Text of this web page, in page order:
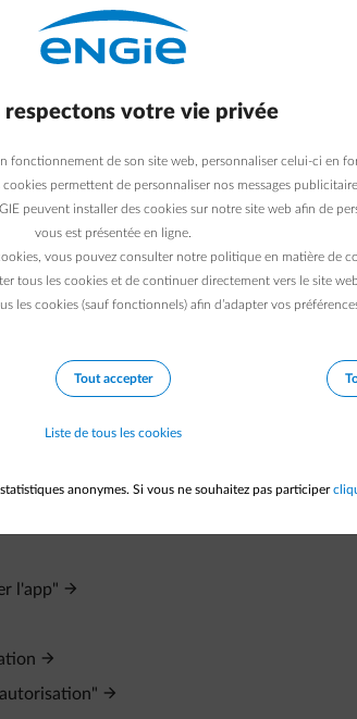
Aller à la page contact
encore en ordre.
? Le problème se situe dès lors chez
nous via le bouton de la messagerie
de la Smart App.
l'app"
respectons votre vie privée
fonctionnement de son site web, personnaliser celui-ci en
permettent de personnaliser nos messages
peuvent installer des cookies sur notre site web afin de
vous est présentée en ligne.
vous pouvez consulter notre politique en matière de
tous les cookies et de continuer directement vers le site
les cookies (sauf fonctionnels) afin d’adapter vos
Tout accepter
Liste de tous les cookies
anonymes. Si vous ne souhaitez pas participer